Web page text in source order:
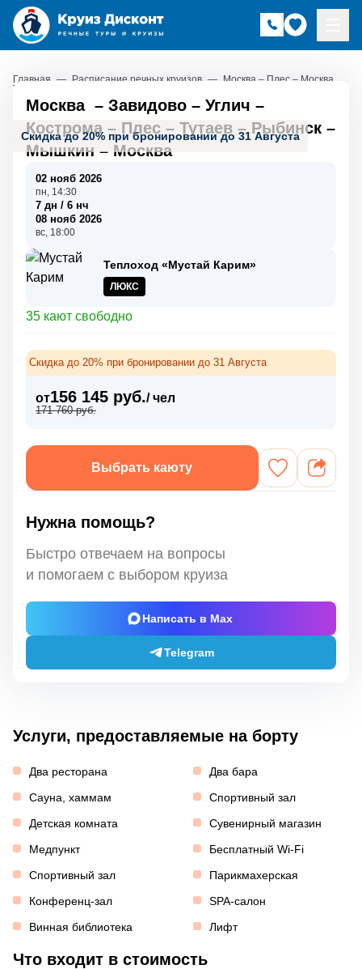
Главная — Расписание речных круизов — Москва – Плес – Москва
Скидка до 20% при бронировании до 31 Августа
Москва – Завидово – Углич –
Кострома– Плес – Тутаев –Рыбинск –
Мышкин – Москва
02 нояб 2026
пн, 14:30
7 дн / 6 нч
08 нояб 2026
вс, 18:00
Теплоход «Мустай Карим»
ЛЮКС
35 кают свободно
Скидка до 20% при бронировании до 31 Августа
от156 145 руб./ чел
171 760 руб.
Выбрать каюту
Нужна помощь?
Быстро отвечаем на вопросы
и помогаем с выбором круиза
Написать в Max
Telegram
Услуги, предоставляемые на борту
Два ресторана
Два бара
Сауна, хаммам
Спортивный зал
Детская комната
Сувенирный магазин
Медпункт
Бесплатный Wi-Fi
Спортивный зал
Парикмахерская
Конференц-зал
SPA-салон
Винная библиотека
Лифт
Что входит в стоимость